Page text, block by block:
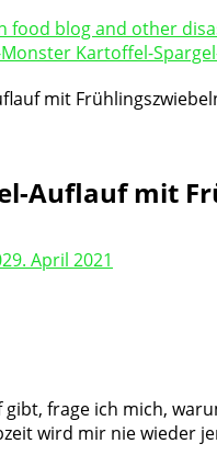
Kartoffel-
Auflauf mit
29. April 2021
gibt, frage ich mich,
wird mir nie wieder